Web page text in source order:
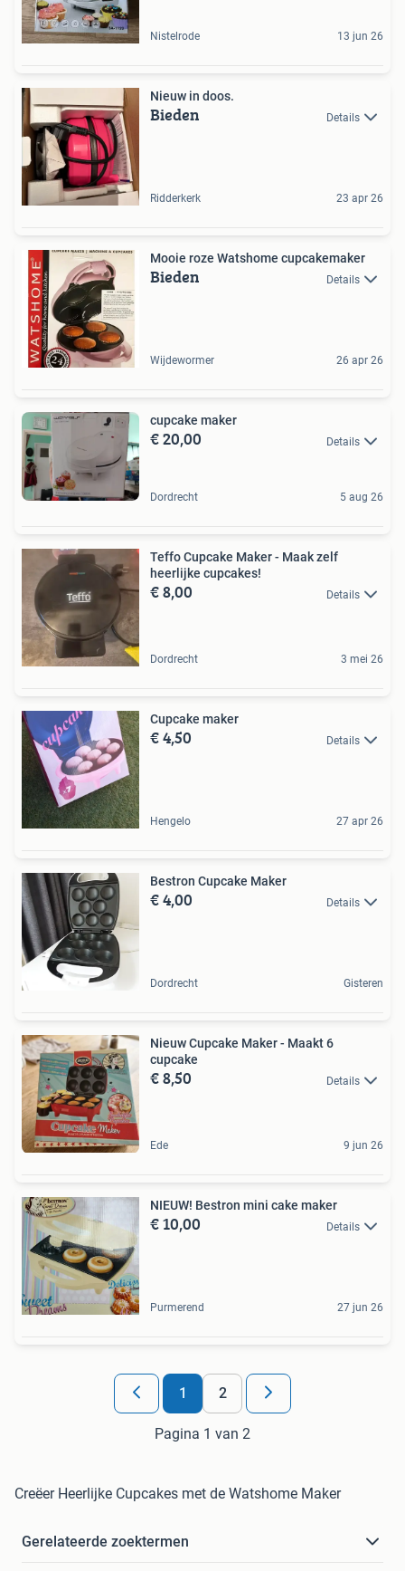
Nistelrode 13 jun 26
Nieuw in doos.
Bieden Details
Ridderkerk 23 apr 26
Mooie roze Watshome cupcakemaker
Bieden Details
Wijdewormer 26 apr 26
cupcake maker
€ 20,00 Details
Dordrecht 5 aug 26
Teffo Cupcake Maker - Maak zelf
heerlijke cupcakes!
€ 8,00 Details
Dordrecht 3 mei 26
Cupcake maker
€ 4,50 Details
Hengelo 27 apr 26
Bestron Cupcake Maker
€ 4,00 Details
Dordrecht Gisteren
Nieuw Cupcake Maker - Maakt 6
cupcake
€ 8,50 Details
Ede 9 jun 26
NIEUW! Bestron mini cake maker
€ 10,00 Details
Purmerend 27 jun 26
1 2
Pagina 1 van 2
Creëer Heerlijke Cupcakes met de Watshome Maker
Gerelateerde zoektermen